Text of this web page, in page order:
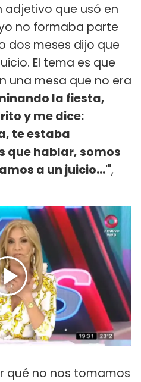
adjetivo que usó en
no formaba parte
dos meses dijo que
El tema es que
una mesa que no era
la fiesta,
y me dice:
te estaba
que hablar, somos
a un juicio...'",
qué no nos tomamos